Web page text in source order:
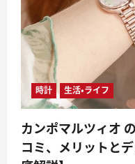
時計 生活・ライフ
カンポマルツィオ
コミ、メリットと